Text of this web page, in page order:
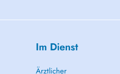
Im Dienst
Ärztlicher